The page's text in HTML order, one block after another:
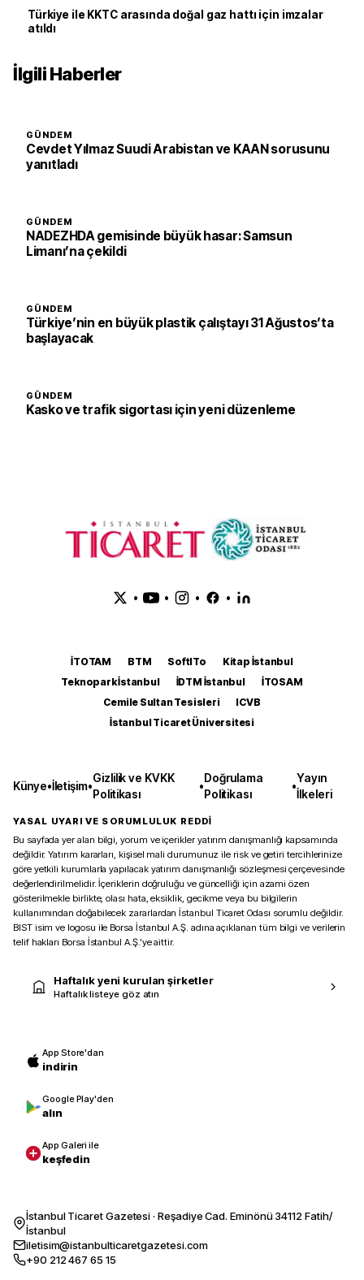
Türkiye ile KKTC arasında doğal gaz hattı için imzalar
atıldı
İlgili Haberler
GÜNDEM
Cevdet Yılmaz Suudi Arabistan ve KAAN sorusunu
yanıtladı
GÜNDEM
NADEZHDA gemisinde büyük hasar: Samsun
Limanı’na çekildi
GÜNDEM
Türkiye’nin en büyük plastik çalıştayı 31 Ağustos’ta
başlayacak
GÜNDEM
Kasko ve trafik sigortası için yeni düzenleme
• • • •
İTOTAM BTM SoftITo
Kitap İstanbul
Teknopark İstanbul
İDTM İstanbul
İTOSAM
Cemile Sultan Tesisleri
ICVB
İstanbul Ticaret Üniversitesi
Künye•İletişim•
Gizlilik ve KVKK
Politikası
•
Doğrulama
Politikası
•
Yayın
İlkeleri
YASAL UYARI VE SORUMLULUK REDDİ
Bu sayfada yer alan bilgi, yorum ve içerikler yatırım danışmanlığı kapsamında
değildir. Yatırım kararları, kişisel mali durumunuz ile risk ve getiri tercihlerinize
göre yetkili kurumlarla yapılacak yatırım danışmanlığı sözleşmesi çerçevesinde
değerlendirilmelidir. İçeriklerin doğruluğu ve güncelliği için azami özen
gösterilmekle birlikte, olası hata, eksiklik, gecikme veya bu bilgilerin
kullanımından doğabilecek zararlardan İstanbul Ticaret Odası sorumlu değildir.
BIST isim ve logosu ile Borsa İstanbul A.Ş. adına açıklanan tüm bilgi ve verilerin
telif hakları Borsa İstanbul A.Ş.’ye aittir.
Haftalık yeni kurulan şirketler
Haftalık listeye göz atın
App Store'dan
indirin
Google Play'den
alın
App Galeri ile
keşfedin
İstanbul Ticaret Gazetesi · Reşadiye Cad. Eminönü 34112 Fatih/
İstanbul
iletisim@istanbulticaretgazetesi.com
+90 212 467 65 15